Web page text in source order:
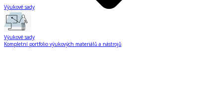
Výukové sady
Výukové sady
Kompletní portfolio výukových materiálů a nástrojů